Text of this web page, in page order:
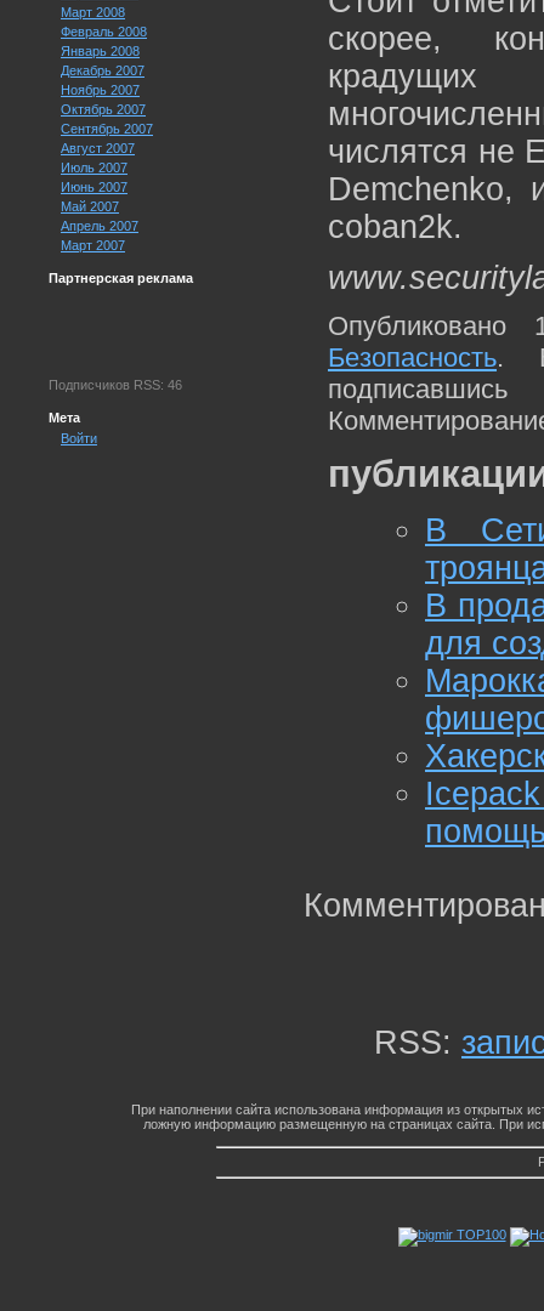
Март 2008
Февраль 2008
Январь 2008
Декабрь 2007
Ноябрь 2007
Октябрь 2007
Сентябрь 2007
Август 2007
Июль 2007
Июнь 2007
Май 2007
Апрель 2007
Март 2007
Партнерская реклама
Подписчиков RSS: 46
Мета
Войти
скорее,
числятся не
Demchenko,
coban2k.
Безопасность.
В
В
для
RSS:
При наполнении сайта использована информация из открытых
ложную информацию размещенную на страницах сайта. При